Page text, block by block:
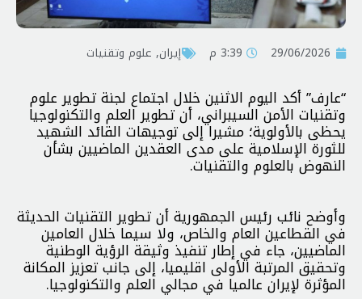
29/06/2026 3:39 م إيران, علوم وتقنيات
“عارف” أكد اليوم الاثنين خلال اجتماع لجنة تطوير علوم
وتقنيات الأمن السيبراني، أن تطوير العلم والتكنولوجيا
يحظى بالأولوية؛ مشيرا إلى توجيهات القائد الشهيد
للثورة الإسلامية على مدى العقدين الماضيين بشأن
النهوض بالعلوم والتقنيات.
وأوضح نائب رئيس الجمهورية أن تطوير التقنيات الحديثة
في القطاعين العام والخاص، ولا سيما خلال العامين
الماضيين، جاء في إطار تنفيذ وثيقة الرؤية الوطنية
وتحقيق المرتبة الأولى اقليميا، إلى جانب تعزيز المكانة
المؤثرة لإيران عالميا في مجالي العلم والتكنولوجيا.